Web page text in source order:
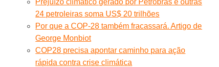
24 petroleiras soma US$ 20 trilhões
Por que a COP-28 também fracassará. Artigo de
George Monbiot
COP28 precisa apontar caminho para ação
rápida contra crise climática